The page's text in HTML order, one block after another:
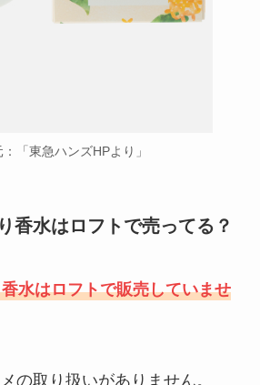
「東急ハンズHPより」
香水はロフトで売ってる？
水はロフトで販売していませ
の取り扱いがありません。